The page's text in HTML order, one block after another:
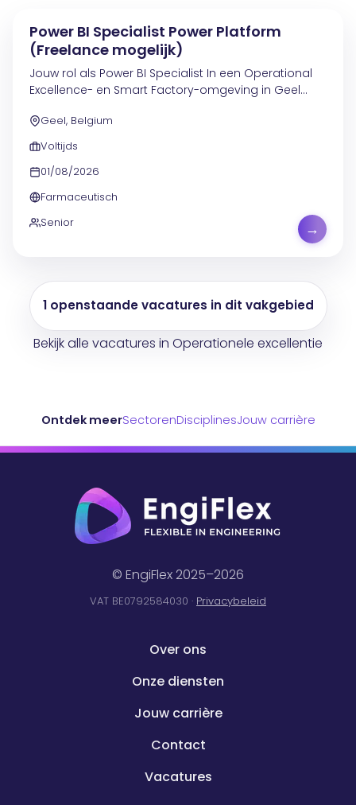
Power BI Specialist Power Platform
(Freelance mogelijk)
Jouw rol als Power BI Specialist In een Operational
Excellence- en Smart Factory-omgeving in Geel
productieomgeving . Je helpt mee aan de evolutie...
Geel, Belgium
Voltijds
01/08/2026
Farmaceutisch
Senior
→
1 openstaande vacatures in dit vakgebied
Bekijk alle vacatures in Operationele excellentie
Ontdek meerSectorenDisciplinesJouw carrière
© EngiFlex 2025–2026
VAT BE0792584030 · Privacybeleid
Over ons
Onze diensten
Jouw carrière
Contact
Vacatures